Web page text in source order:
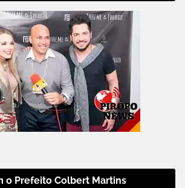
o Prefeito Colbert Martins